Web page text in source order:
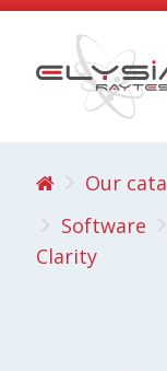
Our
Software
Clarity